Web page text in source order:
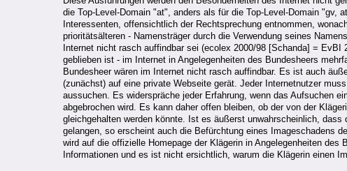
die Top-Level-Domain "at", anders als für die Top-Level-Domain "gv,
Interessenten, offensichtlich der Rechtsprechung entnommen,
prioritätsälteren - Namensträger durch die Verwendung seines
Internet nicht rasch auffindbar sei (ecolex 2000/98 [Schanda] =
geblieben ist - im Internet in Angelegenheiten des Bundesheers
Bundesheer wären im Internet nicht rasch auffindbar. Es ist auch
(zunächst) auf eine private Webseite gerät. Jeder Internetnutzer
aussuchen. Es widerspräche jeder Erfahrung, wenn das Aufsuchen
abgebrochen wird. Es kann daher offen bleiben, ob der von der
gleichgehalten werden könnte. Ist es äußerst unwahrscheinlich,
gelangen, so erscheint auch die Befürchtung eines Imageschadens
wird auf die offizielle Homepage der Klägerin in Angelegenheiten
Informationen und es ist nicht ersichtlich, warum die Klägerin einen